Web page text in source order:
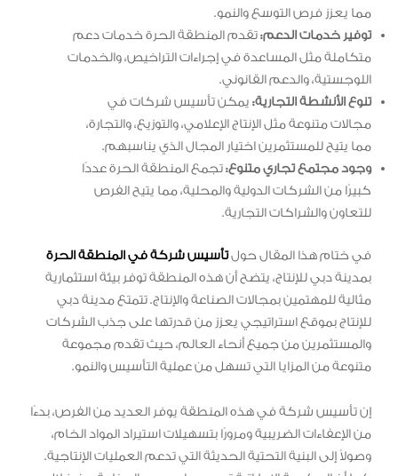
مما يعزز فرص التوسع والنمو.
توفير خدمات الدعم:تقدم المنطقة الحرة خدمات دعم
متكاملة مثل المساعدة في إجراءات التراخيص، والخدمات
اللوجستية، والدعم القانوني.
تنوع الأنشطة التجارية: يمكن تأسيس شركات في
مجالات متنوعة مثل الإنتاج الإعلامي، والتوزيع، والتجارة،
مما يتيح للمستثمرين اختيار المجال الذي يناسبهم.
وجود مجتمع تجاري متنوع:تجمع المنطقة الحرة عددًا
كبيرًا من الشركات الدولية والمحلية، مما يتيح الفرص
للتعاون والشراكات التجارية.
في ختام هذا المقال حولتأسيس شركة في المنطقة الحرة
بمدينة دبي للإنتاج، يتضح أن هذه المنطقة توفر بيئة استثمارية
مثالية للمهتمين بمجالات الصناعة والإنتاج. تتمتع مدينة دبي
للإنتاج بموقع استراتيجي يعزز من قدرتها على جذب الشركات
والمستثمرين من جميع أنحاء العالم، حيث تقدم مجموعة
متنوعة من المزايا التي تسهل من عملية التأسيس والنمو.
إن تأسيس شركة في هذه المنطقة يوفر العديد من الفرص، بدءًا
من الإعفاءات الضريبية ومرورًا بتسهيلات استيراد المواد الخام،
وصولاً إلى البنية التحتية الحديثة التي تدعم العمليات الإنتاجية.